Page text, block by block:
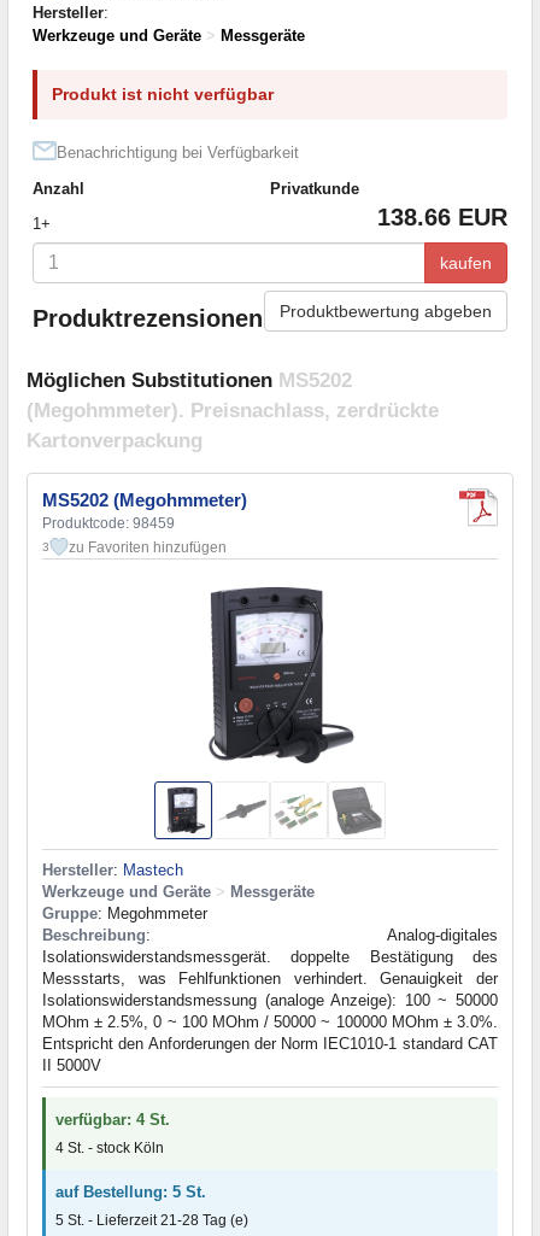
Hersteller:
Werkzeuge und Geräte > Messgeräte
Produkt ist nicht verfügbar
Benachrichtigung bei Verfügbarkeit
Anzahl
Privatkunde
1+
138.66 EUR
kaufen
Produktrezensionen Produktbewertung abgeben
Möglichen Substitutionen MS5202
(Megohmmeter). Preisnachlass, zerdrückte
Kartonverpackung
MS5202 (Megohmmeter)
Produktcode: 98459
3 zu Favoriten hinzufügen
Hersteller: Mastech
Werkzeuge und Geräte > Messgeräte
Gruppe: Megohmmeter
Beschreibung: Analog-digitales
Isolationswiderstandsmessgerät. doppelte Bestätigung des
Messstarts, was Fehlfunktionen verhindert. Genauigkeit der
Isolationswiderstandsmessung (analoge Anzeige): 100 ~ 50000
MOhm ± 2.5%, 0 ~ 100 MOhm / 50000 ~ 100000 MOhm ± 3.0%.
Entspricht den Anforderungen der Norm IEC1010-1 standard CAT
II 5000V
verfügbar: 4 St.
4 St. - stock Köln
auf Bestellung: 5 St.
5 St. - Lieferzeit 21-28 Tag (e)